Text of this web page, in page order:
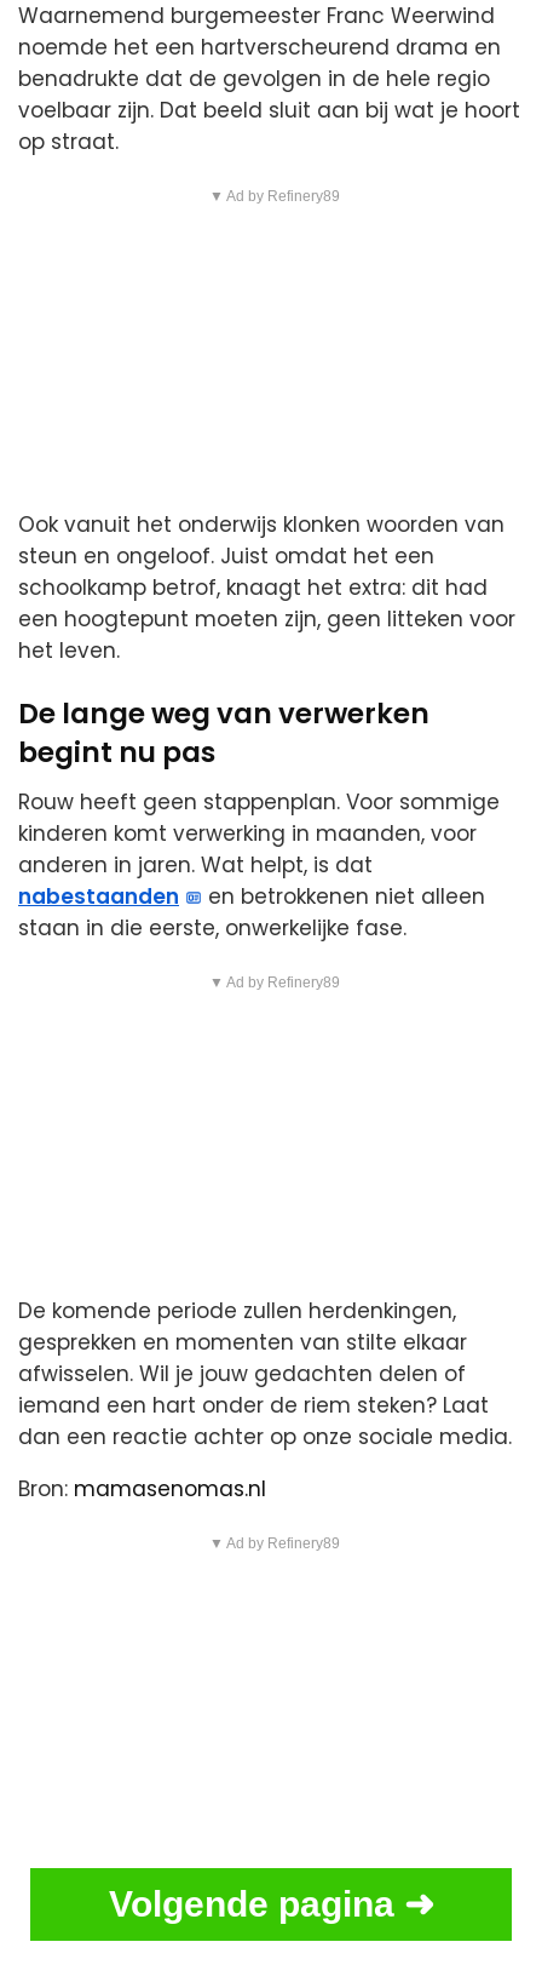
Waarnemend burgemeester Franc Weerwind
noemde het een hartverscheurend drama en
benadrukte dat de gevolgen in de hele regio
voelbaar zijn. Dat beeld sluit aan bij wat je hoort
op straat.
▼ Ad by Refinery89
Ook vanuit het onderwijs klonken woorden van
steun en ongeloof. Juist omdat het een
schoolkamp betrof, knaagt het extra: dit had
een hoogtepunt moeten zijn, geen litteken voor
het leven.
De lange weg van verwerken
begint nu pas
Rouw heeft geen stappenplan. Voor sommige
kinderen komt verwerking in maanden, voor
anderen in jaren. Wat helpt, is dat
nabestaanden
en betrokkenen niet alleen
staan in die eerste, onwerkelijke fase.
▼ Ad by Refinery89
De komende periode zullen herdenkingen,
gesprekken en momenten van stilte elkaar
afwisselen. Wil je jouw gedachten delen of
iemand een hart onder de riem steken? Laat
dan een reactie achter op onze sociale media.
Bron: mamasenomas.nl
▼ Ad by Refinery89
Volgende pagina ➜